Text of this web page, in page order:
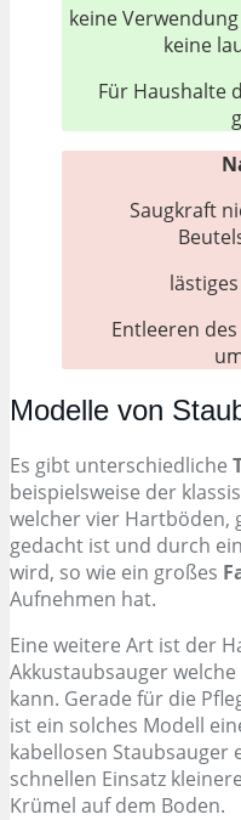
keine
keine
Für Haushalte
Saugkraft
Entleeren
Modelle von
Es gibt unterschiedliche
beispielsweise der
welcher vier Hartböden,
gedacht ist und durch
wird, so wie ein großes
Aufnehmen hat.
Eine weitere Art ist der
Akkustaubsauger
kann. Gerade für die
ist ein solches Modell
kabellosen Staubsauger
schnellen Einsatz
Krümel auf dem Boden.